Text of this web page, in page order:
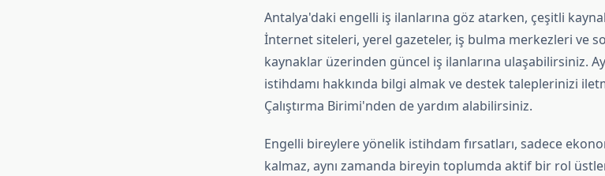
Antalya'daki engelli iş ilanlarına göz atarken, çeşitli
İnternet siteleri, yerel gazeteler, iş bulma merkezleri ve
kaynaklar üzerinden güncel iş ilanlarına ulaşabilirsiniz.
istihdamı hakkında bilgi almak ve destek taleplerinizi
Çalıştırma Birimi'nden de yardım alabilirsiniz.
Engelli bireylere yönelik istihdam fırsatları, sadece
kalmaz, aynı zamanda bireyin toplumda aktif bir rol